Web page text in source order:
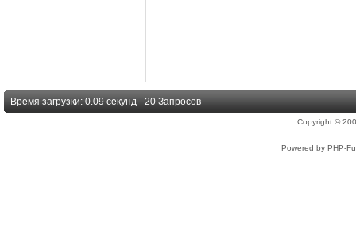
Время загрузки: 0.09 секунд - 20 Запросов
Copyright ©
Powered by PHP-